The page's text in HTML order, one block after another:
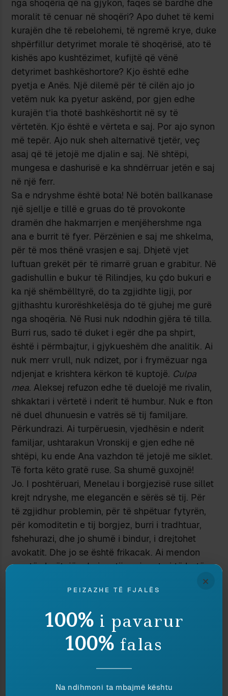
nga shoqëria që na gjykon, faqes së bardhë dhe
moralit të cenuar në shoqëri? Apo duhet të kemi
kurajën dhe të rebelohemi, të ngremë krye, duke
shpërfillur detyrimet morale të shoqërisë, ato të
kishës apo kushtëzimet, kufijtë që vënë
detyrimet bashkëshortore? Kjo është edhe
pyetja e Anës. Një dilemë për të cilën ajo jo
vetëm nuk ka pyetur askënd, por gjen edhe
kurajën t’ia thotë bashkëshortit në sy të
vërtetën. Kjo është e vërteta e saj. Por ajo synon
më tepër. Ajo nuk sheh alternativë tjetër, veç
asaj që të jetojë me djalin e saj. Në shtëpi,
mungesa e dashurisë e ka shndërruar jetën e saj
në një ferr.
Sa e ndryshme është bota! Në botën ballkanase
një sjellje e tillë e gruas do të provokonte
dramën dhe hakmarrjen e menjëhershme nga
ana e burrit të fyer. Përzënien e saj me shkelma,
për të mos thënë vrasjen e saj. Dhjetë vjet
luftuan grekët për të rimarrë gruan e grabitur. Në
gadishullin e bukur të Rilindjes, ku çdo bukuri e
ka një shëmbëlltyrë, do ta zgjidhte ligji, por
gjithashtu kurorëshkelësja do të gjuhej me gurë
nga shoqëria. Në Rusi nuk ndodhin gjëra të tilla.
Burri rus, sado të duket i egër dhe pa shpirt,
është i përmbajtur, i gjykueshëm dhe analitik. Ai
nuk merr vrull, nuk ndizet, por i frymëzuar nga
ndjenjat e krishtera kërkon të kuptojë. Culpa
mea. Aleksej refuzon edhe të duelojë me rivalin,
shkaktari i vërtetë i nderit të humbur. Nuk e fton
në duel dhunuesin e vatrës së tij familjare.
Përkundrazi. Ai turpëruesin, vjedhësin e nderit
familjar, ushtarakun Vronskij e gjen edhe në
shtëpi, ku ende Ana vazhdon të jetojë me siklet.
Të forta këto gratë ruse. Sa shumë guxojnë!
Jo. I poshtëruari, Menelau i borgjezisë ruse sillet
krejt ndryshe, me elegancën e sërës së tij. Për
të zgjidhur problemin, për të shpëtuar fytyrën,
për komoditetin e tij borgjez, burri i tradhtuar,
fshehurazi, dhe jo shumë i bindur, i drejtohet
avokatit. Dhe jo se është frikacak. Ai mendon
veç të shpëtojë nderin e tij prej zyrtari të lartë
Një linjë tjetër e bukur është edhe profili i Kity-t.
donzhuani Vronskij, dhunuesi i sofrave familjare,
e refuzon pa hezitim Levinin, të jetë vallë joshja
e mashtruesit, sharmi karizmatik i ushtarakut
lartë. Të kërkosh të pamundurën në dashuri,
×
PEIZAZHE TË FJALËS
100% i pavarur
100% falas
Na ndihmoni ta mbajmë kështu